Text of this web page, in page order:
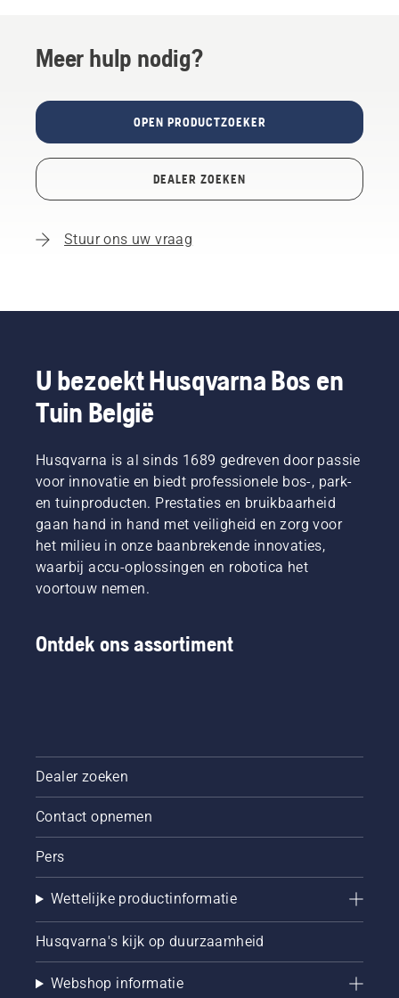
Meer hulp nodig?
OPEN PRODUCTZOEKER
DEALER ZOEKEN
Stuur ons uw vraag
U bezoekt Husqvarna Bos en
Tuin België
Husqvarna is al sinds 1689 gedreven door passie
voor innovatie en biedt professionele bos-, park-
en tuinproducten. Prestaties en bruikbaarheid
gaan hand in hand met veiligheid en zorg voor
het milieu in onze baanbrekende innovaties,
waarbij accu-oplossingen en robotica het
voortouw nemen.
Ontdek ons assortiment
Dealer zoeken
Contact opnemen
Pers
Wettelijke productinformatie
Husqvarna's kijk op duurzaamheid
Webshop informatie